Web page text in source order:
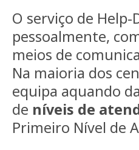
O serviço de
pessoalmente,
meios de
Na maioria dos
equipa aquando
de níveis de
Primeiro Nível de